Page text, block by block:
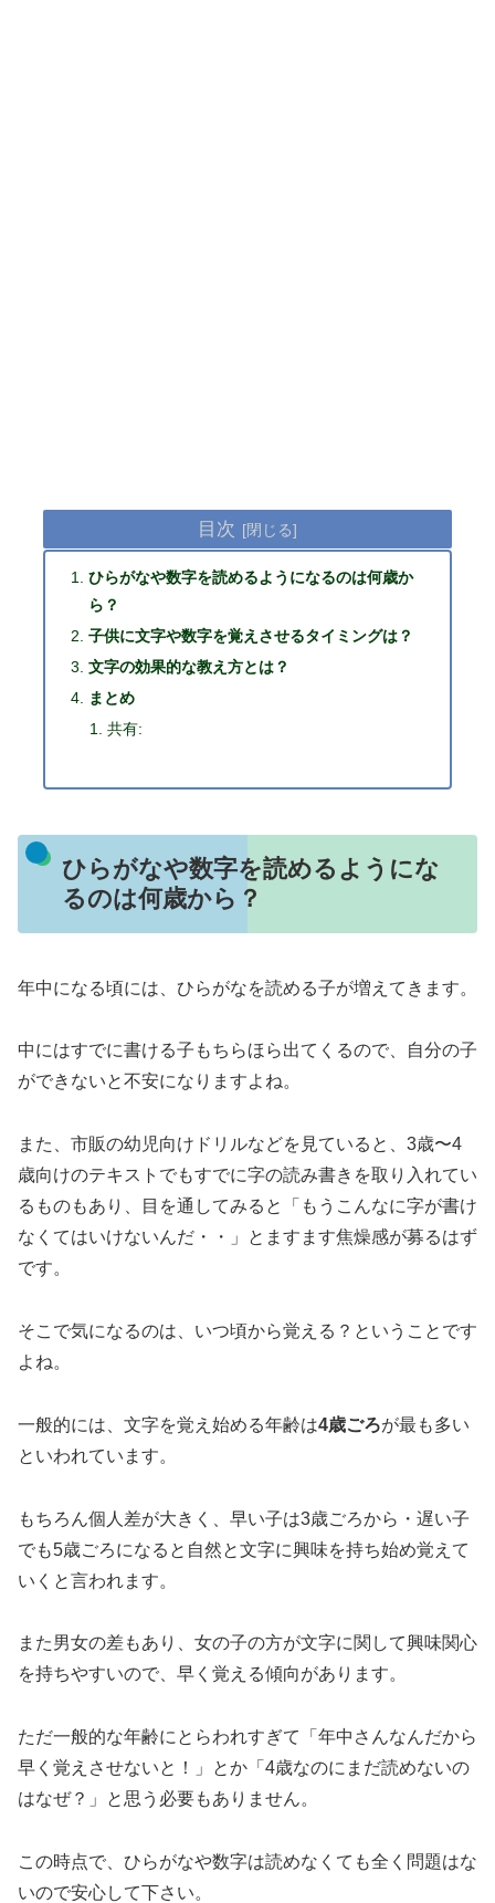
目次
ひらがなや数字を読めるようになるのは何歳か
ら？
子供に文字や数字を覚えさせるタイミングは？
文字の効果的な教え方とは？
まとめ
共有:
ひらがなや数字を読めるようにな
るのは何歳から？
年中になる頃には、ひらがなを読める子が増えてきます。
中にはすでに書ける子もちらほら出てくるので、自分の子
ができないと不安になりますよね。
また、市販の幼児向けドリルなどを見ていると、3歳〜4
歳向けのテキストでもすでに字の読み書きを取り入れてい
るものもあり、目を通してみると「もうこんなに字が書け
なくてはいけないんだ・・」とますます焦燥感が募るはず
です。
そこで気になるのは、いつ頃から覚える？ということです
よね。
一般的には、文字を覚え始める年齢は4歳ごろが最も多い
といわれています。
もちろん個人差が大きく、早い子は3歳ごろから・遅い子
でも5歳ごろになると自然と文字に興味を持ち始め覚えて
いくと言われます。
また男女の差もあり、女の子の方が文字に関して興味関心
を持ちやすいので、早く覚える傾向があります。
ただ一般的な年齢にとらわれすぎて「年中さんなんだから
早く覚えさせないと！」とか「4歳なのにまだ読めないの
はなぜ？」と思う必要もありません。
この時点で、ひらがなや数字は読めなくても全く問題はな
いので安心して下さい。